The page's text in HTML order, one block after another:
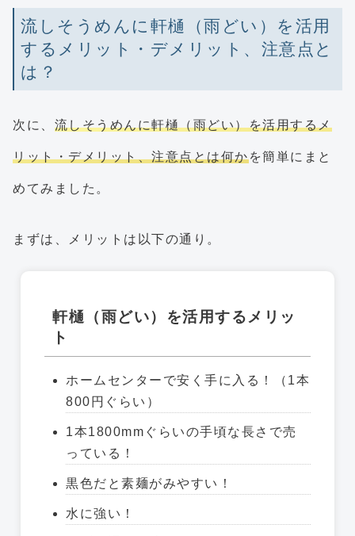
流しそうめんに軒樋（雨どい）を活用
するメリット・デメリット、注意点と
は？
次に、 流しそうめんに軒樋（雨どい）を活用するメ
リット・デメリット、注意点とは何かを簡単にまと
めてみました。
まずは、メリットは以下の通り。
軒樋（雨どい）を活用するメリッ
ト
ホームセンターで安く手に入る！（1本
800円ぐらい）
1本1800mmぐらいの手頃な長さで売
っている！
黒色だと素麺がみやすい！
水に強い！